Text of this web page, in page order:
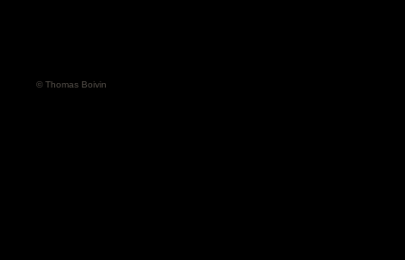
© Thomas Boivin